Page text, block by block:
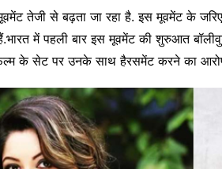
तेजी से बढ़ता जा रहा है. इस मूवमेंट के
में पहली बार इस मूवमेंट की शुरुआत
के सेट पर उनके साथ हैरसमेंट करने का